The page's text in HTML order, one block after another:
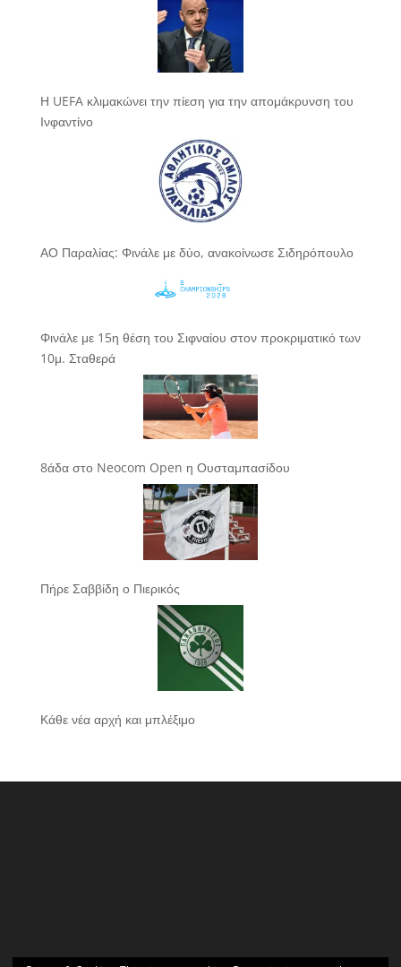
Η UEFA κλιμακώνει την πίεση για την απομάκρυνση του
Ινφαντίνο
ΑΟ Παραλίας: Φινάλε με δύο, ανακοίνωσε Σιδηρόπουλο
Φινάλε με 15η θέση του Σιφναίου στον προκριματικό των
10μ. Σταθερά
8άδα στο Neocom Open η Ουσταμπασίδου
Πήρε Σαββίδη ο Πιερικός
Κάθε νέα αρχή και μπλέξιμο